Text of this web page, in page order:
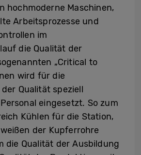
hochmoderne Maschinen,
Arbeitsprozesse und
im
die Qualität der
„Critical to
wird für die
Qualität speziell
eingesetzt. So zum
Kühlen für die Station,
der Kupferrohre
die Qualität der Ausbildung